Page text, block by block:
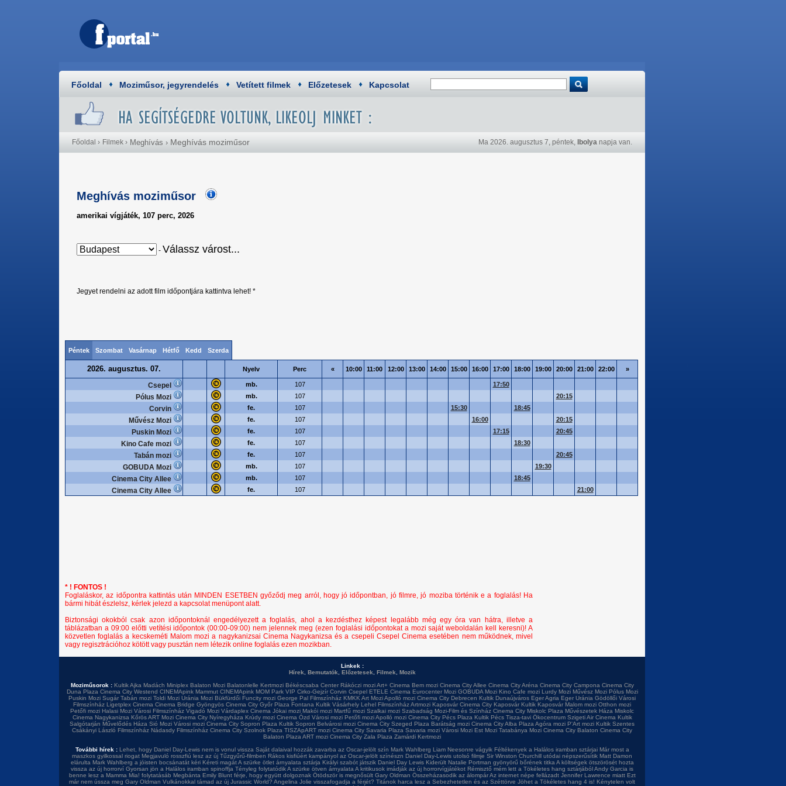
Főoldal Moziműsor, jegyrendelés Vetített filmek Előzetesek Kapcsolat
Főoldal › Filmek › Meghívás › Meghívás moziműsor Ma 2026. augusztus 7, péntek, Ibolya napja van.
Meghívás moziműsor
amerikai vígjáték, 107 perc, 2026
- Válassz várost...
Jegyet rendelni az adott film időpontjára kattintva lehet! *
Péntek Szombat Vasárnap Hétfő Kedd Szerda
2026. augusztus. 07. Nyelv Perc « 10:00 11:00 12:00 13:00 14:00 15:00 16:00 17:00 18:00 19:00 20:00 21:00 22:00 »
Csepel mb. 107 17:50
Pólus Mozi mb. 107 20:15
Corvin fe. 107 15:30 18:45
Művész Mozi fe. 107 16:00 20:15
Puskin Mozi fe. 107 17:15 20:45
Kino Cafe mozi fe. 107 18:30
Tabán mozi fe. 107 20:45
GOBUDA Mozi mb. 107 19:30
Cinema City Allee mb. 107 18:45
Cinema City Allee fe. 107 21:00
* ! FONTOS !
Foglaláskor, az időpontra kattintás után MINDEN ESETBEN győződj meg arról, hogy jó időpontban, jó filmre, jó moziba történik e a foglalás! Ha
bármi hibát észlelsz, kérlek jelezd a kapcsolat menüpont alatt.
Biztonsági okokból csak azon időpontoknál engedélyezett a foglalás, ahol a kezdésthez képest legalább még egy óra van hátra, illetve a
táblázatban a 09:00 előtti vetítési időpontok (00:00-09:00) nem jelennek meg (ezen foglalási időpontokat a mozi saját weboldalán kell keresni)! A
közvetlen foglalás a kecskeméti Malom mozi a nagykanizsai Cinema Nagykanizsa és a csepeli Csepel Cinema esetében nem működnek, mivel
vagy regisztrációhoz kötött vagy pusztán nem létezik online foglalás ezen mozikban.
Linkek :
Hírek
Bemutatók Előzetesek Filmek
Mozik
Moziműsorok : Kultik Ajka Madách Miniplex Balaton Mozi Balatonlelle Kertmozi Békéscsaba Center Rákóczi mozi Art+ Cinema Bem mozi Cinema City Allee Cinema City Aréna Cinema City Campona Cinema City
Duna Plaza Cinema City Westend CINEMApink Mammut CINEMApink MOM Park VIP Cirko-Gejzír Corvin Csepel ETELE Cinema Eurocenter Mozi GOBUDA Mozi Kino Cafe mozi Lurdy Mozi Művész Mozi Pólus Mozi
Puskin Mozi Sugár Tabán mozi Toldi Mozi Uránia Mozi Bükfürdői Funcity mozi George Pal Filmszínház KMKK Art MoziApolló mozi Cinema City Debrecen Kultik Dunaújváros Eger Agria Eger Uránia Gödöllői Városi
Filmszínház Ligetplex Cinema Cinema Bridge Gyöngyös Cinema City Győr Plaza Fontana Kultik Vásárhely Lehel FilmszínházArtmozi Kaposvár Cinema City Kaposvár Kultik Kaposvár Malom mozi Otthon mozi
Petőfi mozi Halasi Mozi Városi Filmszínház Vigadó Mozi Várdaplex Cinema Jókai mozi Makói mozi Martfű mozi Szalkai mozi Szabadság Mozi-Film és Színház Cinema City Miskolc Plaza Művészetek Háza Miskolc
Cinema Nagykanizsa Kőrös ART Mozi Cinema City Nyíregyháza Krúdy mozi Cinema Ózd Városi mozi Petőfi mozi Apolló mozi Cinema City Pécs Plaza Kultik Pécs Tisza-tavi Ökocentrum Szigeti Air Cinema Kultik
Salgótarján Művelődés Háza Sió Mozi Városi mozi Cinema City Sopron Plaza Kultik Sopron Belvárosi mozi Cinema City Szeged Plaza Barátság mozi Cinema City Alba Plaza Agóra mozi P'Art mozi Kultik Szentes
Csákányi László Filmszínház Nádasdy Filmszínház Cinema City Szolnok Plaza TISZApART mozi Cinema City Savaria Plaza Savaria mozi Városi Mozi Est Mozi Tatabánya Mozi Cinema City Balaton Cinema City
Balaton Plaza ART mozi Cinema City Zala Plaza Zamárdi Kertmozi
További hírek : Lehet, hogy Daniel Day-Lewis nem is vonul vissza Saját dalaival hozzák zavarba az Oscar-jelölt szín Mark Wahlberg Liam Neesonre vágyik Féltékenyek a Halálos iramban sztárjai Már most a
maszkos gyilkossal riogat Megjavuló rosszfiú lesz az új Tűzgyűrű-filmben Rákos kisfiúért kampányol az Oscar-jelölt színészn Daniel Day-Lewis utolsó filmje Sir Winston Churchill utódai népszerűsítik Matt Damon
elárulta Mark Wahlberg a jóisten bocsánatát kéri Kéreti magát A szürke ötlet árnyalata sztárja Királyi szabót játszik Daniel Day Lewis Kiderült Natalie Portman gyönyörű bőrének titka A költségek ötszörösét hozta
vissza az új horrorví Gyorsan jön a Halálos iramban spinoffja Tényleg folytatódik A szürke ötven árnyalata A kritikusok imádják az új horrorvígjátékot Rémisztő mém lett a Tökéletes hang sztárjábólAndy Garcia is
benne lesz a Mamma Mia! folytatásáb Megbánta Emily Blunt férje, hogy együtt dolgoznak Ötödször is megnősült Gary Oldman Összeházasodik az álompár Az internet népe fellázadt Jennifer Lawrence miatt Ezt
már nem ússza meg Gary Oldman Vulkánokkal támad az új Jurassic World? Angelina Jolie visszafogadja a férjét? Titánok harca lesz a Sebezhetetlen és az Széttörve Jöhet a Tökéletes hang 4 is! Kénytelen volt